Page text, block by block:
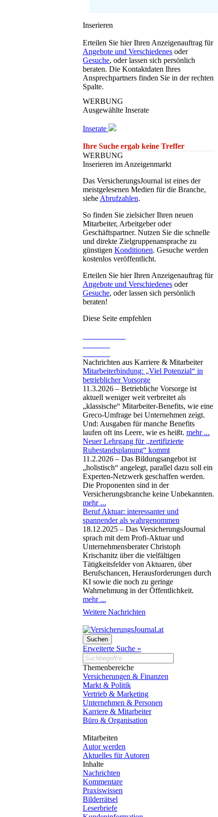
Inserieren
Erteilen Sie hier Ihren Anzeigenauftrag für
Angebote und Verschiedenes oder
Gesuche, oder lassen sich persönlich
beraten. Die Kontaktdaten Ihres
Ansprechpartners finden Sie in der rechten
Spalte.
WERBUNG
Ausgewählte Inserate
Inserate
Ihre Suche ergab keine Treffer
WERBUNG
Inserieren im Anzeigenmarkt
Das VersicherungsJournal ist eines der
meistgelesenen Medien für die Branche,
siehe Abrufzahlen.
So finden Sie zielsicher Ihren neuen
Mitarbeiter, Arbeitgeber oder
Geschäftspartner. Nutzen Sie die schnelle
und direkte Zielgruppenansprache zu
günstigen Konditionen. Gesuche werden
kostenlos veröffentlicht.
Erteilen Sie hier Ihren Anzeigenauftrag für
Angebote und Verschiedenes oder
Gesuche, oder lassen sich persönlich
beraten!
Diese Seite empfehlen
Nachrichten aus Karriere & Mitarbeiter
Mitarbeiterbindung: „Viel Potenzial“ in
betrieblicher Vorsorge
11.3.2026 – Betriebliche Vorsorge ist
aktuell weniger weit verbreitet als
„klassische“ Mitarbeiter-Benefits, wie eine
Greco-Umfrage bei Unternehmen zeigt.
Und: Ausgaben für manche Benefits
laufen oft ins Leere, wie es heißt. mehr ...
Neuer Lehrgang für „zertifizierte
Ruhestandsplanung“ kommt
11.2.2026 – Das Bildungsangebot ist
„holistisch“ angelegt, parallel dazu soll ein
Experten-Netzwerk geschaffen werden.
Die Proponenten sind in der
Versicherungsbranche keine Unbekannten.
mehr ...
Beruf Aktuar: interessanter und
spannender als wahrgenommen
18.12.2025 – Das VersicherungsJournal
sprach mit dem Profi-Aktuar und
Unternehmensberater Christoph
Krischanitz über die vielfältigen
Tätigkeitsfelder von Aktuaren, über
Berufschancen, Herausforderungen durch
KI sowie die noch zu geringe
Wahrnehmung in der Öffentlichkeit.
mehr ...
Weitere Nachrichten
Erweiterte Suche »
Themenbereiche
Versicherungen & Finanzen
Markt & Politik
Vertrieb & Marketing
Unternehmen & Personen
Karriere & Mitarbeiter
Büro & Organisation
Mitarbeiten
Autor werden
Aktuelles für Autoren
Inhalte
Nachrichten
Kommentare
Praxiswissen
Bilderrätsel
Leserbriefe